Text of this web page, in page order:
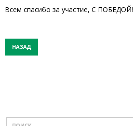
Всем спасибо за участие, С ПОБЕДОЙ!
НАЗАД